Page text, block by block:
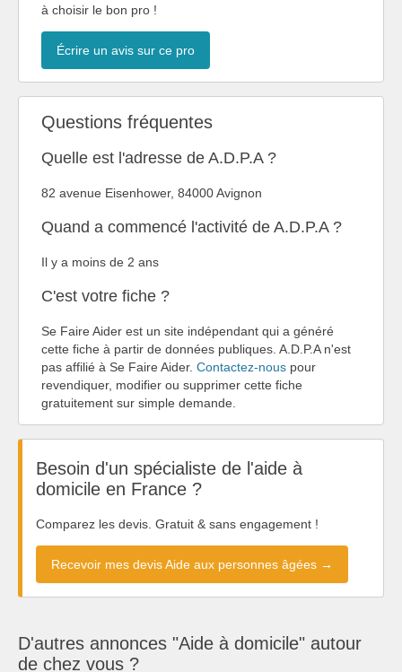
à choisir le bon pro !
Écrire un avis sur ce pro
Questions fréquentes
Quelle est l'adresse de A.D.P.A ?
82 avenue Eisenhower, 84000 Avignon
Quand a commencé l'activité de A.D.P.A ?
Il y a moins de 2 ans
C'est votre fiche ?
Se Faire Aider est un site indépendant qui a généré
cette fiche à partir de données publiques. A.D.P.A n'est
pas affilié à Se Faire Aider. Contactez-nous pour
revendiquer, modifier ou supprimer cette fiche
gratuitement sur simple demande.
Besoin d'un spécialiste de l'aide à
domicile en France ?
Comparez les devis. Gratuit & sans engagement !
Recevoir mes devis Aide aux personnes âgées →
D'autres annonces "Aide à domicile" autour
de chez vous ?